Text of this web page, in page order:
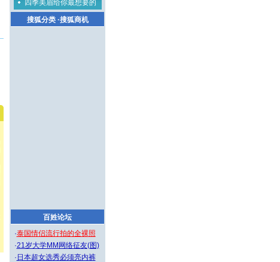
四季美眉给你最想要的
搜狐分类·搜狐商机
百姓论坛
·泰国情侣流行拍的全裸照
·21岁大学MM网络征友(图)
· 日本超女选秀必须亮内裤